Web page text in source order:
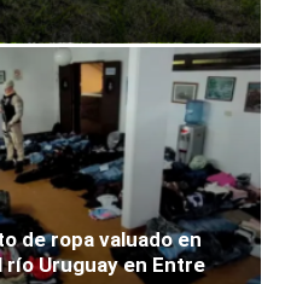
de ropa valuado en
Uruguay en Entre